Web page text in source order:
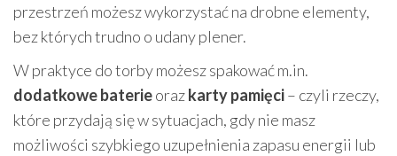
przestrzeń możesz wykorzystać na drobne elementy,
bez których trudno o udany plener.
W praktyce do torby możesz spakować m.in.
dodatkowe baterieorazkarty pamięci– czyli rzeczy,
które przydają się w sytuacjach, gdy nie masz
możliwości szybkiego uzupełnienia zapasu energii lub